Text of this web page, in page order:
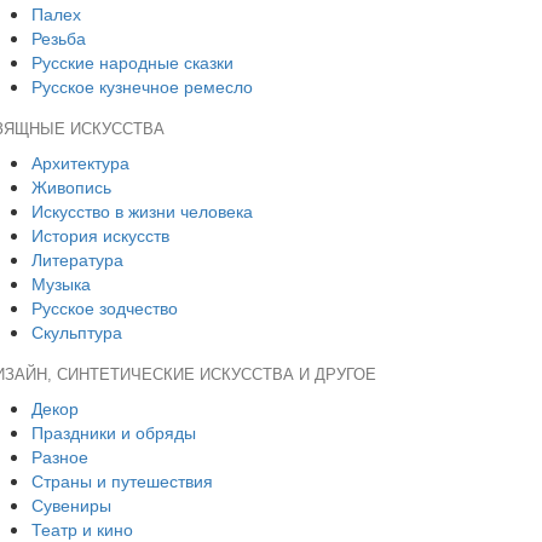
Палех
Резьба
Русские народные сказки
Русское кузнечное ремесло
ИСКУССТВА
Архитектура
Живопись
Искусство в жизни человека
История искусств
Литература
Музыка
Русское зодчество
Скульптура
СИНТЕТИЧЕСКИЕ ИСКУССТВА И ДРУГОЕ
Декор
Праздники и обряды
Разное
Страны и путешествия
Сувениры
Театр и кино